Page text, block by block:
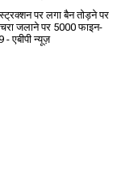
पर लगा बैन तोड़ने पर
जलाने पर ₹5000 फाइन-
- एबीपी न्यूज़